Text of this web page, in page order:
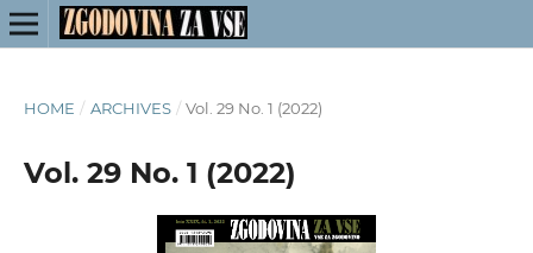
HOME / ARCHIVES / Vol. 29 No. 1 (2022)
Vol. 29 No. 1 (2022)